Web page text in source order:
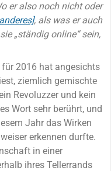
er also noch nicht oder
, als was er auch
„ständig online“ sein,
für 2016 hat angesichts
ziemlich gemischte
Revoluzzer und kein
Wort sehr berührt, und
Jahr das Wirken
erkennen durfte.
in einer
ihres Tellerrands